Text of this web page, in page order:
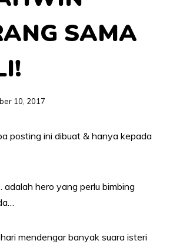
SAMA
10, 2017
posting ini dibuat & hanya kepada
adalah hero yang perlu bimbing
mendengar banyak suara isteri